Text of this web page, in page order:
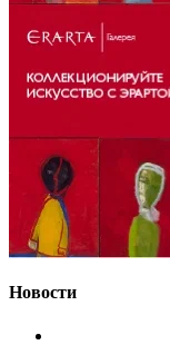
Новости